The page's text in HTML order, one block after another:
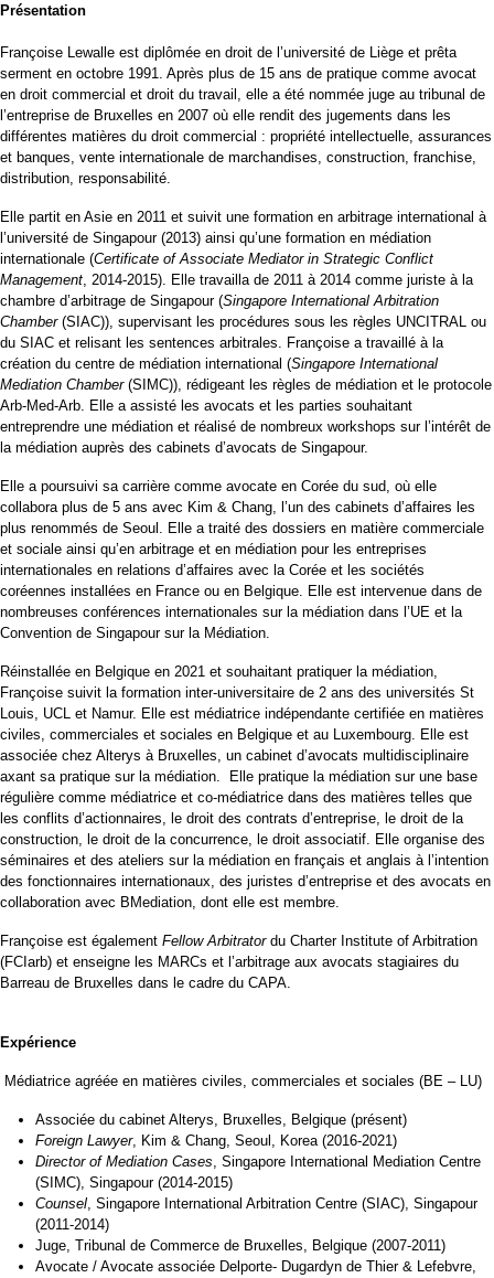
Présentation
Françoise Lewalle est diplômée en droit de l’université de Liège et prêta
serment en octobre 1991. Après plus de 15 ans de pratique comme avocat
en droit commercial et droit du travail, elle a été nommée juge au tribunal de
l’entreprise de Bruxelles en 2007 où elle rendit des jugements dans les
différentes matières du droit commercial : propriété intellectuelle, assurances
et banques, vente internationale de marchandises, construction, franchise,
distribution, responsabilité.
Elle partit en Asie en 2011 et suivit une formation en arbitrage international à
l’université de Singapour (2013) ainsi qu’une formation en médiation
internationale (Certificate of Associate Mediator in Strategic Conflict
Management , 2014-2015). Elle travailla de 2011 à 2014 comme juriste à la
chambre d’arbitrage de Singapour (Singapore International Arbitration
Chamber (SIAC)), supervisant les procédures sous les règles UNCITRAL ou
du SIAC et relisant les sentences arbitrales. Françoise a travaillé à la
création du centre de médiation international (Singapore International
Mediation Chamber (SIMC)), rédigeant les règles de médiation et le protocole
Arb-Med-Arb. Elle a assisté les avocats et les parties souhaitant
entreprendre une médiation et réalisé de nombreux workshops sur l’intérêt de
la médiation auprès des cabinets d’avocats de Singapour.
Elle a poursuivi sa carrière comme avocate en Corée du sud, où elle
collabora plus de 5 ans avec Kim & Chang, l’un des cabinets d’affaires les
plus renommés de Seoul. Elle a traité des dossiers en matière commerciale
et sociale ainsi qu’en arbitrage et en médiation pour les entreprises
internationales en relations d’affaires avec la Corée et les sociétés
coréennes installées en France ou en Belgique. Elle est intervenue dans de
nombreuses conférences internationales sur la médiation dans l’UE et la
Convention de Singapour sur la Médiation.
Réinstallée en Belgique en 2021 et souhaitant pratiquer la médiation,
Françoise suivit la formation inter-universitaire de 2 ans des universités St
Louis, UCL et Namur. Elle est médiatrice indépendante certifiée en matières
civiles, commerciales et sociales en Belgique et au Luxembourg. Elle est
associée chez Alterys à Bruxelles, un cabinet d’avocats multidisciplinaire
axant sa pratique sur la médiation. Elle pratique la médiation sur une base
régulière comme médiatrice et co-médiatrice dans des matières telles que
les conflits d’actionnaires, le droit des contrats d’entreprise, le droit de la
construction, le droit de la concurrence, le droit associatif. Elle organise des
séminaires et des ateliers sur la médiation en français et anglais à l’intention
des fonctionnaires internationaux, des juristes d’entreprise et des avocats en
collaboration avec BMediation, dont elle est membre.
Françoise est également Fellow Arbitratordu Charter Institute of Arbitration
(FCIarb) et enseigne les MARCs et l’arbitrage aux avocats stagiaires du
Barreau de Bruxelles dans le cadre du CAPA.
Expérience
Médiatrice agréée en matières civiles, commerciales et sociales (BE – LU)
Associée du cabinet Alterys, Bruxelles, Belgique (présent)
Foreign Lawyer, Kim & Chang, Seoul, Korea (2016-2021)
Director of Mediation Cases , Singapore International Mediation Centre
(SIMC), Singapour (2014-2015)
Counsel , Singapore International Arbitration Centre (SIAC), Singapour
(2011-2014)
Juge, Tribunal de Commerce de Bruxelles, Belgique (2007-2011)
Avocate / Avocate associée Delporte- Dugardyn de Thier & Lefebvre,